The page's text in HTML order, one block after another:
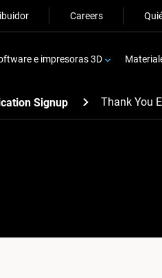
Careers
e impresoras 3D
Signup Thank You